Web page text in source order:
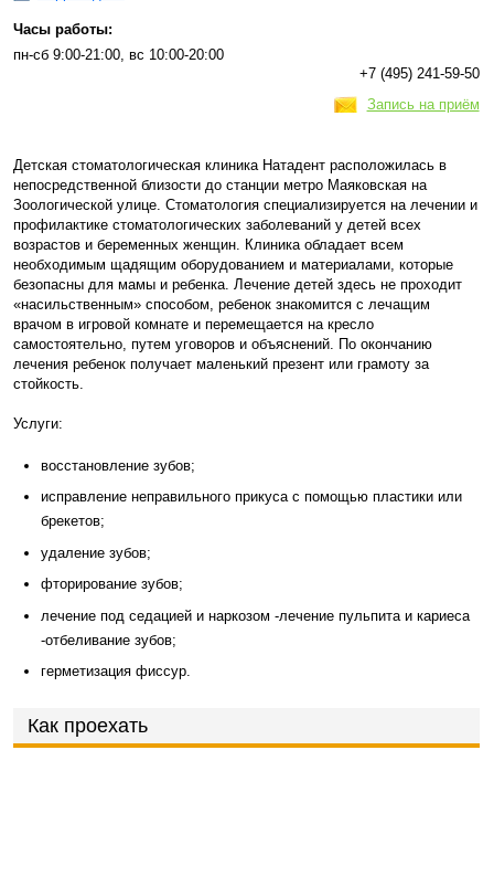
Часы работы:
пн-сб 9:00-21:00, вс 10:00-20:00
+7 (495) 241-59-50
Запись на приём
Детская стоматологическая клиника Натадент расположилась в
непосредственной близости до станции метро Маяковская на
Зоологической улице. Стоматология специализируется на лечении и
профилактике стоматологических заболеваний у детей всех
возрастов и беременных женщин. Клиника обладает всем
необходимым щадящим оборудованием и материалами, которые
безопасны для мамы и ребенка. Лечение детей здесь не проходит
«насильственным» способом, ребенок знакомится с лечащим
врачом в игровой комнате и перемещается на кресло
самостоятельно, путем уговоров и объяснений. По окончанию
лечения ребенок получает маленький презент или грамоту за
стойкость.
Услуги:
восстановление зубов;
исправление неправильного прикуса с помощью пластики или
брекетов;
удаление зубов;
фторирование зубов;
лечение под седацией и наркозом -лечение пульпита и кариеса
-отбеливание зубов;
герметизация фиссур.
Как проехать